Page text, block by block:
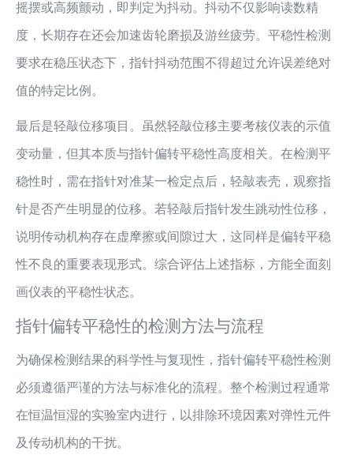
摇摆或高频颤动，即判定为抖动。抖动不仅影响读数精
度，长期存在还会加速齿轮磨损及游丝疲劳。平稳性检测
要求在稳压状态下，指针抖动范围不得超过允许误差绝对
值的特定比例。
最后是轻敲位移项目。虽然轻敲位移主要考核仪表的示值
变动量，但其本质与指针偏转平稳性高度相关。在检测平
稳性时，需在指针对准某一检定点后，轻敲表壳，观察指
针是否产生明显的位移。若轻敲后指针发生跳动性位移，
说明传动机构存在虚摩擦或间隙过大，这同样是偏转平稳
性不良的重要表现形式。综合评估上述指标，方能全面刻
画仪表的平稳性状态。
指针偏转平稳性的检测方法与流程
为确保检测结果的科学性与复现性，指针偏转平稳性检测
必须遵循严谨的方法与标准化的流程。整个检测过程通常
在恒温恒湿的实验室内进行，以排除环境因素对弹性元件
及传动机构的干扰。